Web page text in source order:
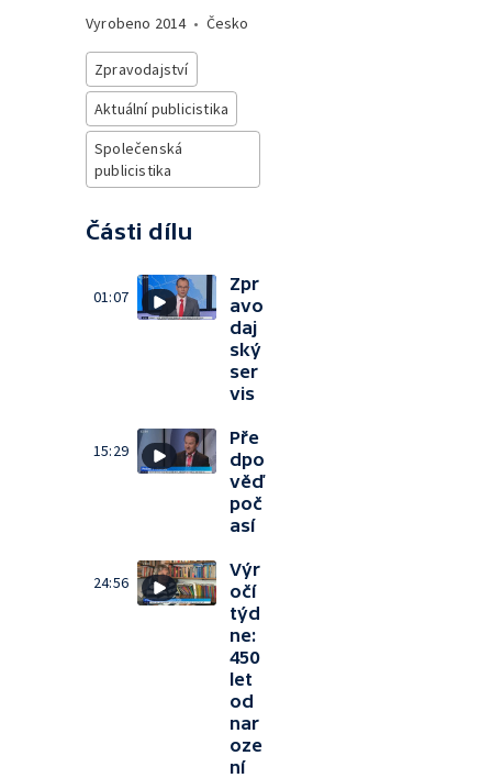
Vyrobeno 2014• Česko
Zpravodajství
Aktuální publicistika
Společenská
publicistika
Části dílu
01:07
Zpr
avo
daj
ský
ser
vis
15:29
Pře
dpo
věď
poč
así
24:56
Výr
očí
týd
ne:
450
let
od
nar
oze
ní